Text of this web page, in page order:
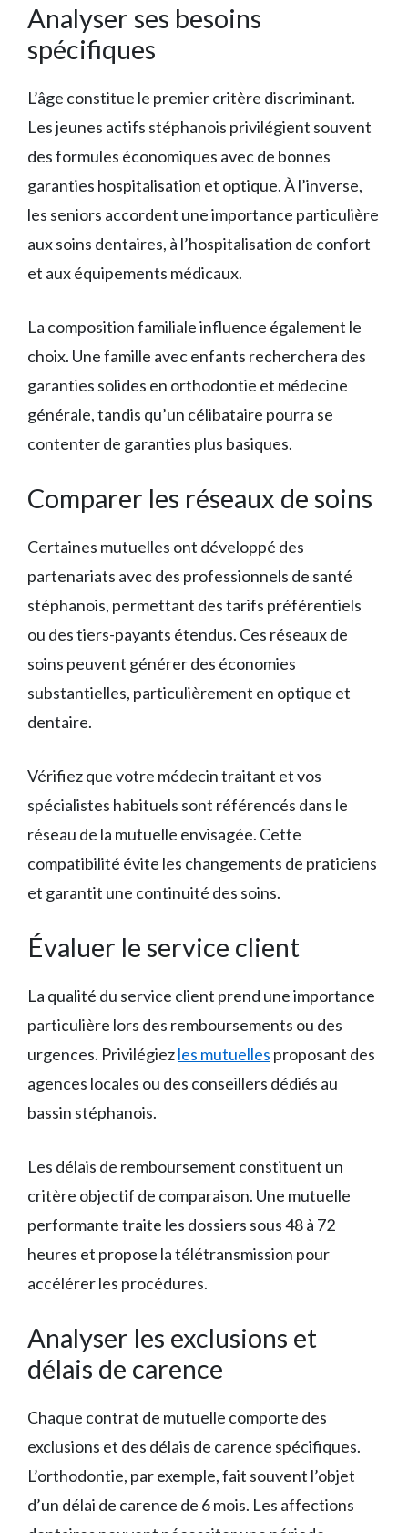
Analyser ses besoins
spécifiques
L’âge constitue le premier critère discriminant.
Les jeunes actifs stéphanois privilégient souvent
des formules économiques avec de bonnes
garanties hospitalisation et optique. À l’inverse,
les seniors accordent une importance particulière
aux soins dentaires, à l’hospitalisation de confort
et aux équipements médicaux.
La composition familiale influence également le
choix. Une famille avec enfants recherchera des
garanties solides en orthodontie et médecine
générale, tandis qu’un célibataire pourra se
contenter de garanties plus basiques.
Comparer les réseaux de soins
Certaines mutuelles ont développé des
partenariats avec des professionnels de santé
stéphanois, permettant des tarifs préférentiels
ou des tiers-payants étendus. Ces réseaux de
soins peuvent générer des économies
substantielles, particulièrement en optique et
dentaire.
Vérifiez que votre médecin traitant et vos
spécialistes habituels sont référencés dans le
réseau de la mutuelle envisagée. Cette
compatibilité évite les changements de praticiens
et garantit une continuité des soins.
Évaluer le service client
La qualité du service client prend une importance
particulière lors des remboursements ou des
urgences. Privilégiezles mutuelles proposant des
agences locales ou des conseillers dédiés au
bassin stéphanois.
Les délais de remboursement constituent un
critère objectif de comparaison. Une mutuelle
performante traite les dossiers sous 48 à 72
heures et propose la télétransmission pour
accélérer les procédures.
Analyser les exclusions et
délais de carence
Chaque contrat de mutuelle comporte des
exclusions et des délais de carence spécifiques.
L’orthodontie, par exemple, fait souvent l’objet
d’un délai de carence de 6 mois. Les affections